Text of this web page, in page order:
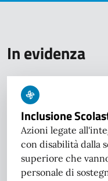
In evidenza
Inclusione
Azioni legate
con disabilità dalla
superiore che
personale di